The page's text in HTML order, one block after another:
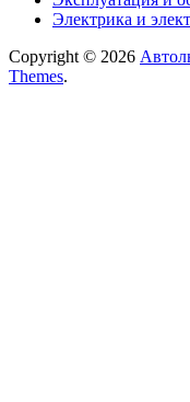
Электрика и
Copyright © 2026
Themes.